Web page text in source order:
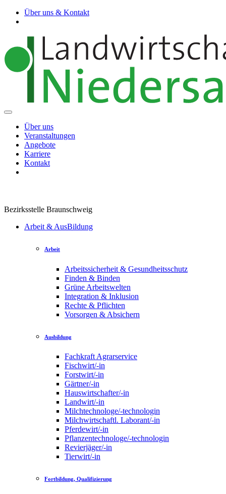
Über uns & Kontakt
Über uns
Veranstaltungen
Angebote
Karriere
Kontakt
Bezirksstelle Braunschweig
Arbeit & AusBildung
Arbeit
Arbeitssicherheit & Gesundheitsschutz
Finden & Binden
Grüne Arbeitswelten
Integration & Inklusion
Rechte & Pflichten
Vorsorgen & Absichern
Ausbildung
Fachkraft Agrarservice
Fischwirt/-in
Forstwirt/-in
Gärtner/-in
Hauswirtschafter/-in
Landwirt/-in
Milchtechnologe/-technologin
Milchwirtschaftl. Laborant/-in
Pferdewirt/-in
Pflanzentechnologe/-technologin
Revierjäger/-in
Tierwirt/-in
Fortbildung, Qualifizierung